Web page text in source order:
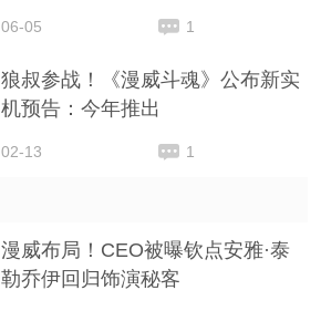
06-05 1
狼叔参战！《漫威斗魂》公布新实
机预告：今年推出
02-13 1
漫威布局！CEO被曝钦点安雅·泰
勒乔伊回归饰演秘客